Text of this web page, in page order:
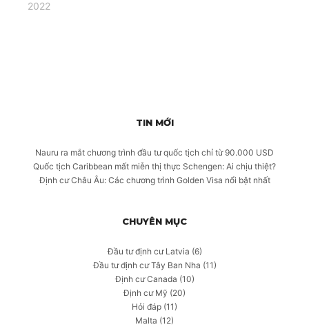
2022
TIN MỚI
Nauru ra mắt chương trình đầu tư quốc tịch chỉ từ 90.000 USD
Quốc tịch Caribbean mất miễn thị thực Schengen: Ai chịu thiệt?
Định cư Châu Âu: Các chương trình Golden Visa nổi bật nhất
CHUYÊN MỤC
Đầu tư định cư Latvia (6)
Đầu tư định cư Tây Ban Nha (11)
Định cư Canada (10)
Định cư Mỹ (20)
Hỏi đáp (11)
Malta (12)